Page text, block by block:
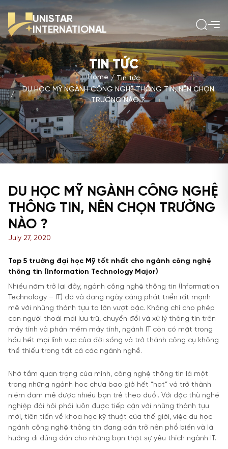
UNISTAR
INTERNATIONAL
TIN TỨC
Home
Tin tức
DU HỌC MỸ NGÀNH CÔNG NGHỆ THÔNG TIN, NÊN CHỌN
TRƯỜNG NÀO ?
DU HỌC MỸ NGÀNH CÔNG NGHỆ
THÔNG TIN, NÊN CHỌN TRƯỜNG
NÀO ?
July 27, 2020
Top 5 trường đại học Mỹ tốt nhất cho ngành công nghệ
thông tin (Information Technology Major)
Nhiều năm trở lại đây, ngành công nghệ thông tin (Information
Technology – IT) đã và đang ngày càng phát triển rất mạnh
mẽ với những thành tựu to lớn vượt bậc. Không chỉ cho phép
con người thoải mái lưu trữ, chuyển đổi và xử lý thông tin trên
máy tính và phần mềm máy tính, ngành IT còn có mặt trong
hầu hết mọi lĩnh vực của đời sống và trở thành công cụ không
thể thiếu trong tất cả các ngành nghề.
Nhờ tầm quan trọng của mình, công nghệ thông tin là một
trong những ngành học chưa bao giờ hết “hot” và trở thành
niềm đam mê được nhiều bạn trẻ theo đuổi. Với đặc thù nghề
nghiệp đòi hỏi phải luôn được tiếp cận với những thành tựu
mới, tiên tiến về khoa học kỹ thuật của thế giới, việc du học
ngành công nghệ thông tin đang dần trở nên phổ biến và là
hướng đi đúng đắn cho những bạn thật sự yêu thích ngành IT.